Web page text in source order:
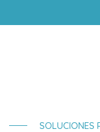
SOLUCIONES